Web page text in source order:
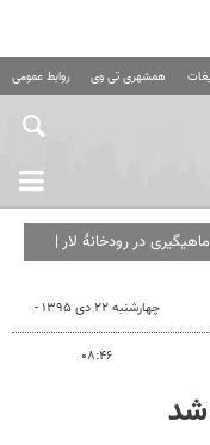
همشهری تی وی روابط عمومی
در رودخانۀ لار |
چهارشنبه ۲۲ دی ۱۳۹۵ -
۰۸:۴۶
شد